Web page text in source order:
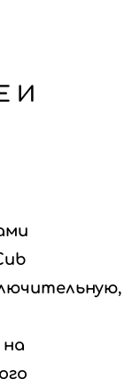
И